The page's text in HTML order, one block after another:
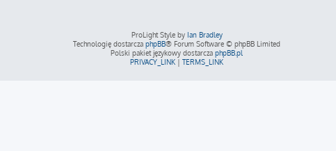
ProLight Style by Ian Bradley
Technologię dostarcza phpBB® Forum Software © phpBB Limited
Polski pakiet językowy dostarcza phpBB.pl
PRIVACY_LINK | TERMS_LINK